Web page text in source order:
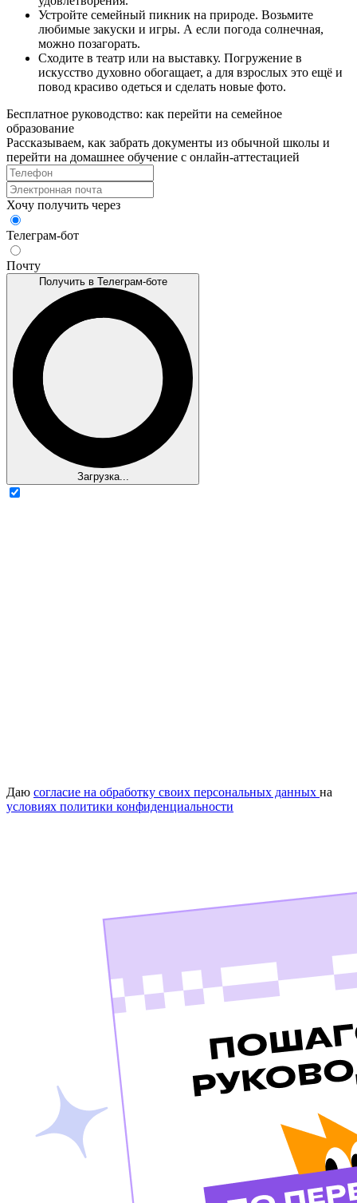
Устройте семейный пикник на природе. Возьмите
любимые закуски и игры. А если погода солнечная,
можно позагорать.
Сходите в театр или на выставку. Погружение в
искусство духовно обогащает, а для взрослых это ещё и
повод красиво одеться и сделать новые фото.
Бесплатное руководство: как перейти на семейное
образование
Рассказываем, как забрать документы из обычной школы и
перейти на домашнее обучение с онлайн‑аттестацией
Хочу получить через
Телеграм-бот
Почту
Получить в Телеграм-боте
Загрузка...
Даю согласие на обработку своих персональных данных на
условиях политики конфиденциальности